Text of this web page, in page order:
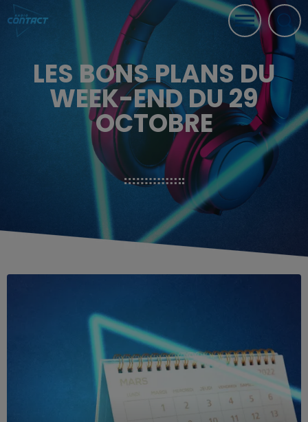
LES BONS PLANS DU
WEEK-END DU 29
OCTOBRE